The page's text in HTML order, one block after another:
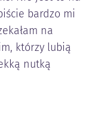
bardzo mi
na
którzy lubią
nutką